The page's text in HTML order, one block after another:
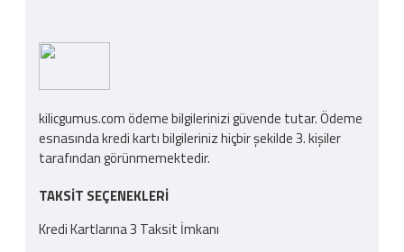
kilicgumus.com ödeme bilgilerinizi güvende tutar. Ödeme
esnasında kredi kartı bilgileriniz hiçbir şekilde 3. kişiler
tarafından görünmemektedir.
TAKSIT SEÇENEKLERI
Kredi Kartlarına 3 Taksit İmkanı